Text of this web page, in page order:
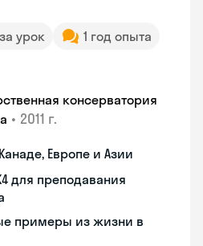
урок
1 год опыта
консерватория
• 2011 г.
Европе и Азии
для преподавания
примеры из жизни в